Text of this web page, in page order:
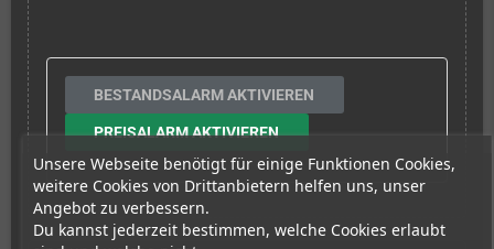
Unsere Webseite benötigt für einige Funktionen Cookies,
weitere Cookies von Drittanbietern helfen uns, unser
Angebot zu verbessern.
Du kannst jederzeit bestimmen, welche Cookies erlaubt
BESTANDSALARM AKTIVIEREN
PREISALARM AKTIVIEREN